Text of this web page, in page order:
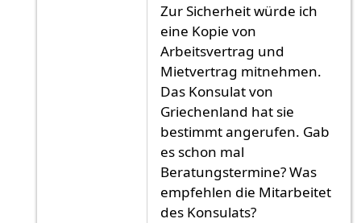
Zur Sicherheit würde ich
eine Kopie von
Arbeitsvertrag und
Mietvertrag mitnehmen.
Das Konsulat von
Griechenland hat sie
bestimmt angerufen. Gab
es schon mal
Beratungstermine? Was
empfehlen die Mitarbeitet
des Konsulats?